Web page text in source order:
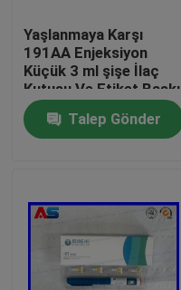
Hakkımızda
Yaşlanmaya Karşı
191AA Enjeksiyon
Küçük 3 ml şişe İlaç
Kutusu Ve Etiket Baskı
Genetropin
Talep Gönder